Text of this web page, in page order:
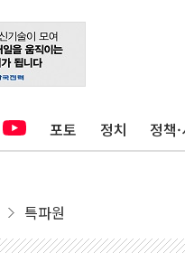
포토 정치 정책
특파원